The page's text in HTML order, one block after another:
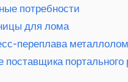
потребности
для лома
переплава
портального